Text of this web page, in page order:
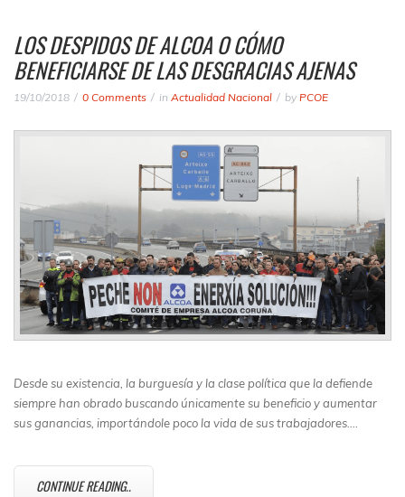
LOS DESPIDOS DE ALCOA O CÓMO
BENEFICIARSE DE LAS DESGRACIAS AJENAS
19/10/2018 0 Comments in Actualidad Nacional by PCOE
Desde su existencia, la burguesía y la clase política que la defiende
siempre han obrado buscando únicamente su beneficio y aumentar
sus ganancias, importándole poco la vida de sus trabajadores.…
CONTINUE READING..